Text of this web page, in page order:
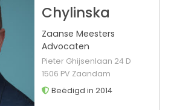
Chylinska
Zaanse Meesters
Advocaten
Pieter Ghijsenlaan 24 D
1506 PV Zaandam
Beëdigd in 2014